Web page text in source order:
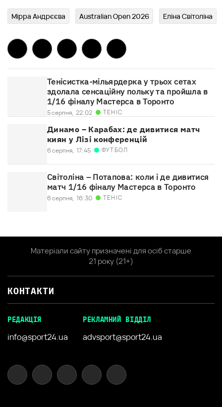
Мірра Андрєєва Australian Open 2026 Еліна Світоліна
Тенісистка-мільярдерка у трьох сетах
здолала сенсаційну польку та пройшла в
1/16 фіналу Мастерса в Торонто
5 серпня, 22:02 ТЕНІС
Динамо – Карабах: де дивитися матч
киян у Лізі конференцій
6 серпня, 17:45 ФУТБОЛ
Світоліна – Потапова: коли і де дивитися
матч 1/16 фіналу Мастерса в Торонто
6 серпня, 16:30 ТЕНІС
Матеріали сайту призначені для осіб старше
21 року (21+)
КОНТАКТИ
РЕДАКЦІЯ
info@sport24.ua
РЕКЛАМНИЙ ВІДДІЛ
advsport@sport24.ua